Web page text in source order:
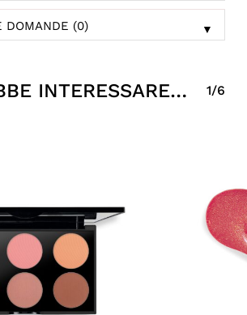
DOMANDE (0) ▼
INTERESSARE… 1/6